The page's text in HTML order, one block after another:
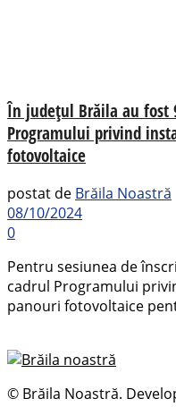
În județul Brăila au fost
Programului privind
fotovoltaice
postat de Brăila Noastră
08/10/2024
0
Pentru sesiunea de
cadrul Programului
panouri fotovoltaice
© Brăila Noastră.